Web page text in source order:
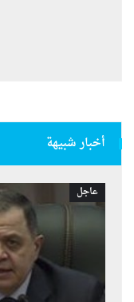
أخبار شبيهة
عاجل